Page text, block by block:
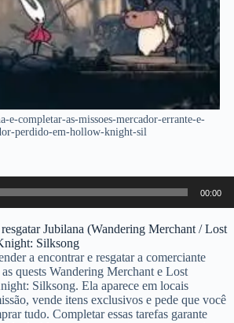
e-completar-as-missoes-mercador-errante-e-
perdido-em-hollow-knight-sil
00:00
Jubilana (Wandering Merchant / Lost
Silksong
a encontrar e resgatar a comerciante
quests Wandering Merchant e Lost
Silksong. Ela aparece em locais
vende itens exclusivos e pede que você
tudo. Completar essas tarefas garante